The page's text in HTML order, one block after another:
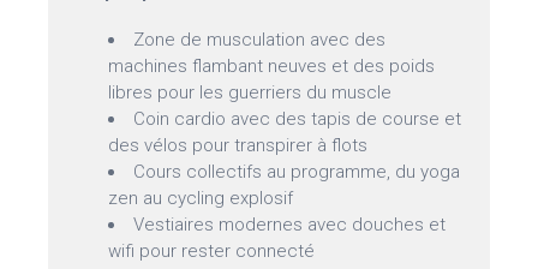
Zone de musculation avec des
machines flambant neuves et des poids
libres pour les guerriers du muscle
Coin cardio avec des tapis de course et
des vélos pour transpirer à flots
Cours collectifs au programme, du yoga
zen au cycling explosif
Vestiaires modernes avec douches et
wifi pour rester connecté